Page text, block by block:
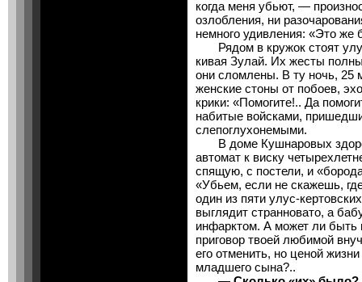
когда меня убьют, —
озлобления, ни
немного удивления: «Это же
Рядом в кружок стоят
кивая Зулай. Их жесты
они сломлены. В ту ночь, 25
женские стоны от побоев,
крики: «Помогите!.. Да
набитые войсками,
слепоглухонемыми.
В доме Кушнаровых
автомат к виску
спящую, с постели, и
«Убьем, если не скажешь,
один из пяти улус-
выглядит странновато, а
инфарктом. А может ли быть
приговор твоей любимой
его отменить, но ценой
младшего сына?..